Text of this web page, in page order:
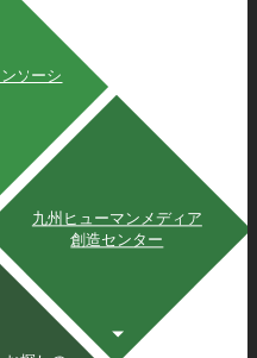
ソーシ
九州ヒューマンメディア
創造センター